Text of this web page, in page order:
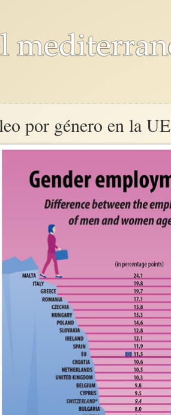
por género en la UE